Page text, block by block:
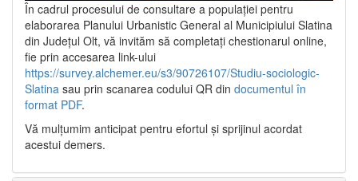
În cadrul procesului de consultare a populaţiei pentru
elaborarea Planului Urbanistic General al Municipiului Slatina
din Județul Olt, vă invităm să completați chestionarul online,
fie prin accesarea link-ului
https://survey.alchemer.eu/s3/90726107/Studiu-sociologic-
Slatina sau prin scanarea codului QR din documentul în
format PDF.
Vă mulţumim anticipat pentru efortul şi sprijinul acordat
acestui demers.